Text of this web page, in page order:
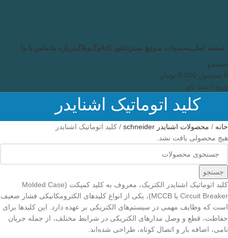
صفحه اصلیمحصولات سوئیچ سنتر دانلود کاتالوگوبلاگدرباره ما تماس با ما
جستجو
0 محصول 0.000 تومان
ورود / ثبت نام
کلید اتوماتیک اشنایدر
خانه محصولات اشنایدر schneider
کلید اتوماتیک اشنایدر
هیچ محصولی یافت نشد.
جستجو
کلید اتوماتیک اشنایدر الکتریک، معروف به کلید کمپکت (Molded Case
Circuit Breaker یا MCCB)، یکی از انواع کلیدهای الکترومکانیکی فشار ضعیف
است که وظایف مهمی در سیستم‌های الکتریکی بر عهده دارد. این کلیدها برای
حفاظت، قطع و وصل مدارهای الکتریکی در شرایط مختلف، از جمله جریان
نامی، اضافه بار و اتصال کوتاه، طراحی شده‌اند.